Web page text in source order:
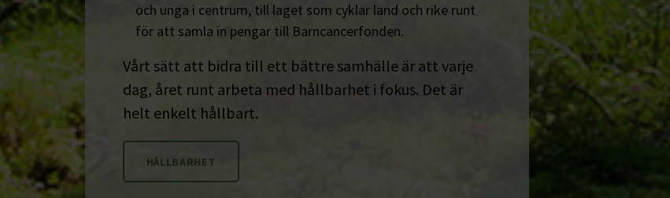
och unga i centrum, till laget som cyklar land och rike runt
för att samla in pengar till Barncancerfonden.
Vårt sätt att bidra till ett bättre samhälle är att varje
dag, året runt arbeta med hållbarhet i fokus. Det är
helt enkelt hållbart.
HÅLLBARHET